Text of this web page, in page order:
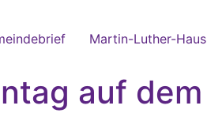
Martin-Luther-Haus
auf dem